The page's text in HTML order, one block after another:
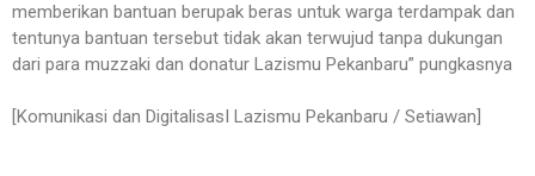
memberikan bantuan berupak beras untuk warga terdampak dan
tentunya bantuan tersebut tidak akan terwujud tanpa dukungan
dari para muzzaki dan donatur Lazismu Pekanbaru” pungkasnya
[Komunikasi dan DigitalisasI Lazismu Pekanbaru / Setiawan]